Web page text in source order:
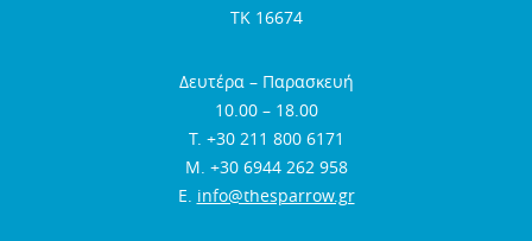
TK 16674
Δευτέρα – Παρασκευή
10.00 – 18.00
Τ. +30 211 800 6171
Μ. +30 6944 262 958
E. info@thesparrow.gr